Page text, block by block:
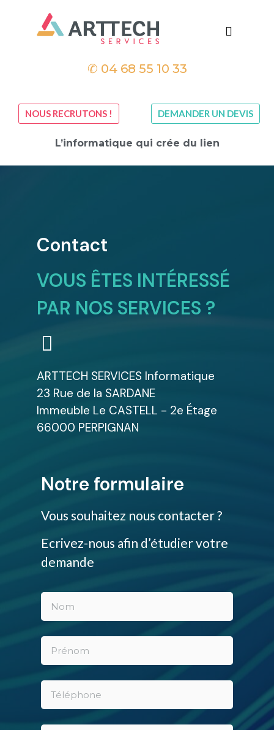
✆ 04 68 55 10 33
NOUS RECRUTONS ! DEMANDER UN DEVIS
L’informatique qui crée du lien
Contact
VOUS ÊTES INTÉRESSÉ
PAR NOS SERVICES ?
ARTTECH SERVICES Informatique
23 Rue de la SARDANE
Immeuble Le CASTELL - 2e Étage
66000 PERPIGNAN
Notre formulaire
Vous souhaitez nous contacter ?
Ecrivez-nous afin d’étudier votre
demande